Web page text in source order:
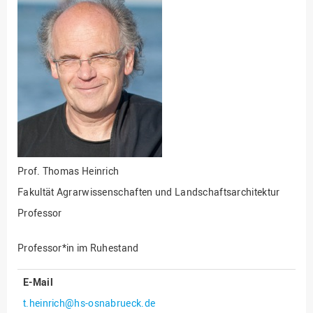
Fakultät
Ingenieurwissenschaften
und Informatik
Fakultät Management,
Kultur und Technik
Fakultät Wirtschafts- und
Sozialwissenschaften
Finanzen
Forschung, Kooperation,
Drittmittel
Gebäude und Technik
Gesellschaftliches
Gleichstellungsbüro
Hochschulleitung
Hochschulplanung/-
Prof. Thomas Heinrich
Fakultät Agrarwissenschaften und Landschaftsarchitektur
Professor
Professor*in im Ruhestand
E-Mail
t.heinrich@hs-osnabrueck.de